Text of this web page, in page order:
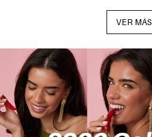
VER MÁS